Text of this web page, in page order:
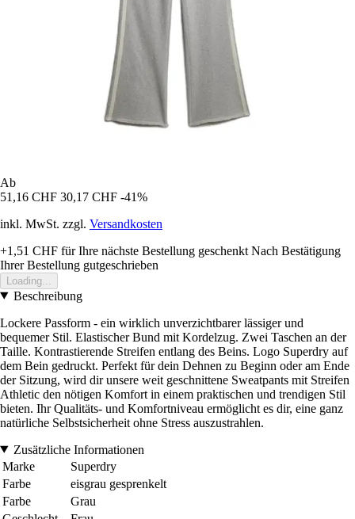
Ab
51,16 CHF 30,17 CHF -41%
inkl. MwSt. zzgl. Versandkosten
+1,51 CHF für Ihre nächste Bestellung geschenkt Nach Bestätigung
Ihrer Bestellung gutgeschrieben
Loading...
Beschreibung
Lockere Passform - ein wirklich unverzichtbarer lässiger und
bequemer Stil. Elastischer Bund mit Kordelzug. Zwei Taschen an der
Taille. Kontrastierende Streifen entlang des Beins. Logo Superdry auf
dem Bein gedruckt. Perfekt für dein Dehnen zu Beginn oder am Ende
der Sitzung, wird dir unsere weit geschnittene Sweatpants mit Streifen
Athletic den nötigen Komfort in einem praktischen und trendigen Stil
bieten. Ihr Qualitäts- und Komfortniveau ermöglicht es dir, eine ganz
natürliche Selbstsicherheit ohne Stress auszustrahlen.
Zusätzliche Informationen
Marke
Superdry
Farbe
eisgrau gesprenkelt
Farbe
Grau